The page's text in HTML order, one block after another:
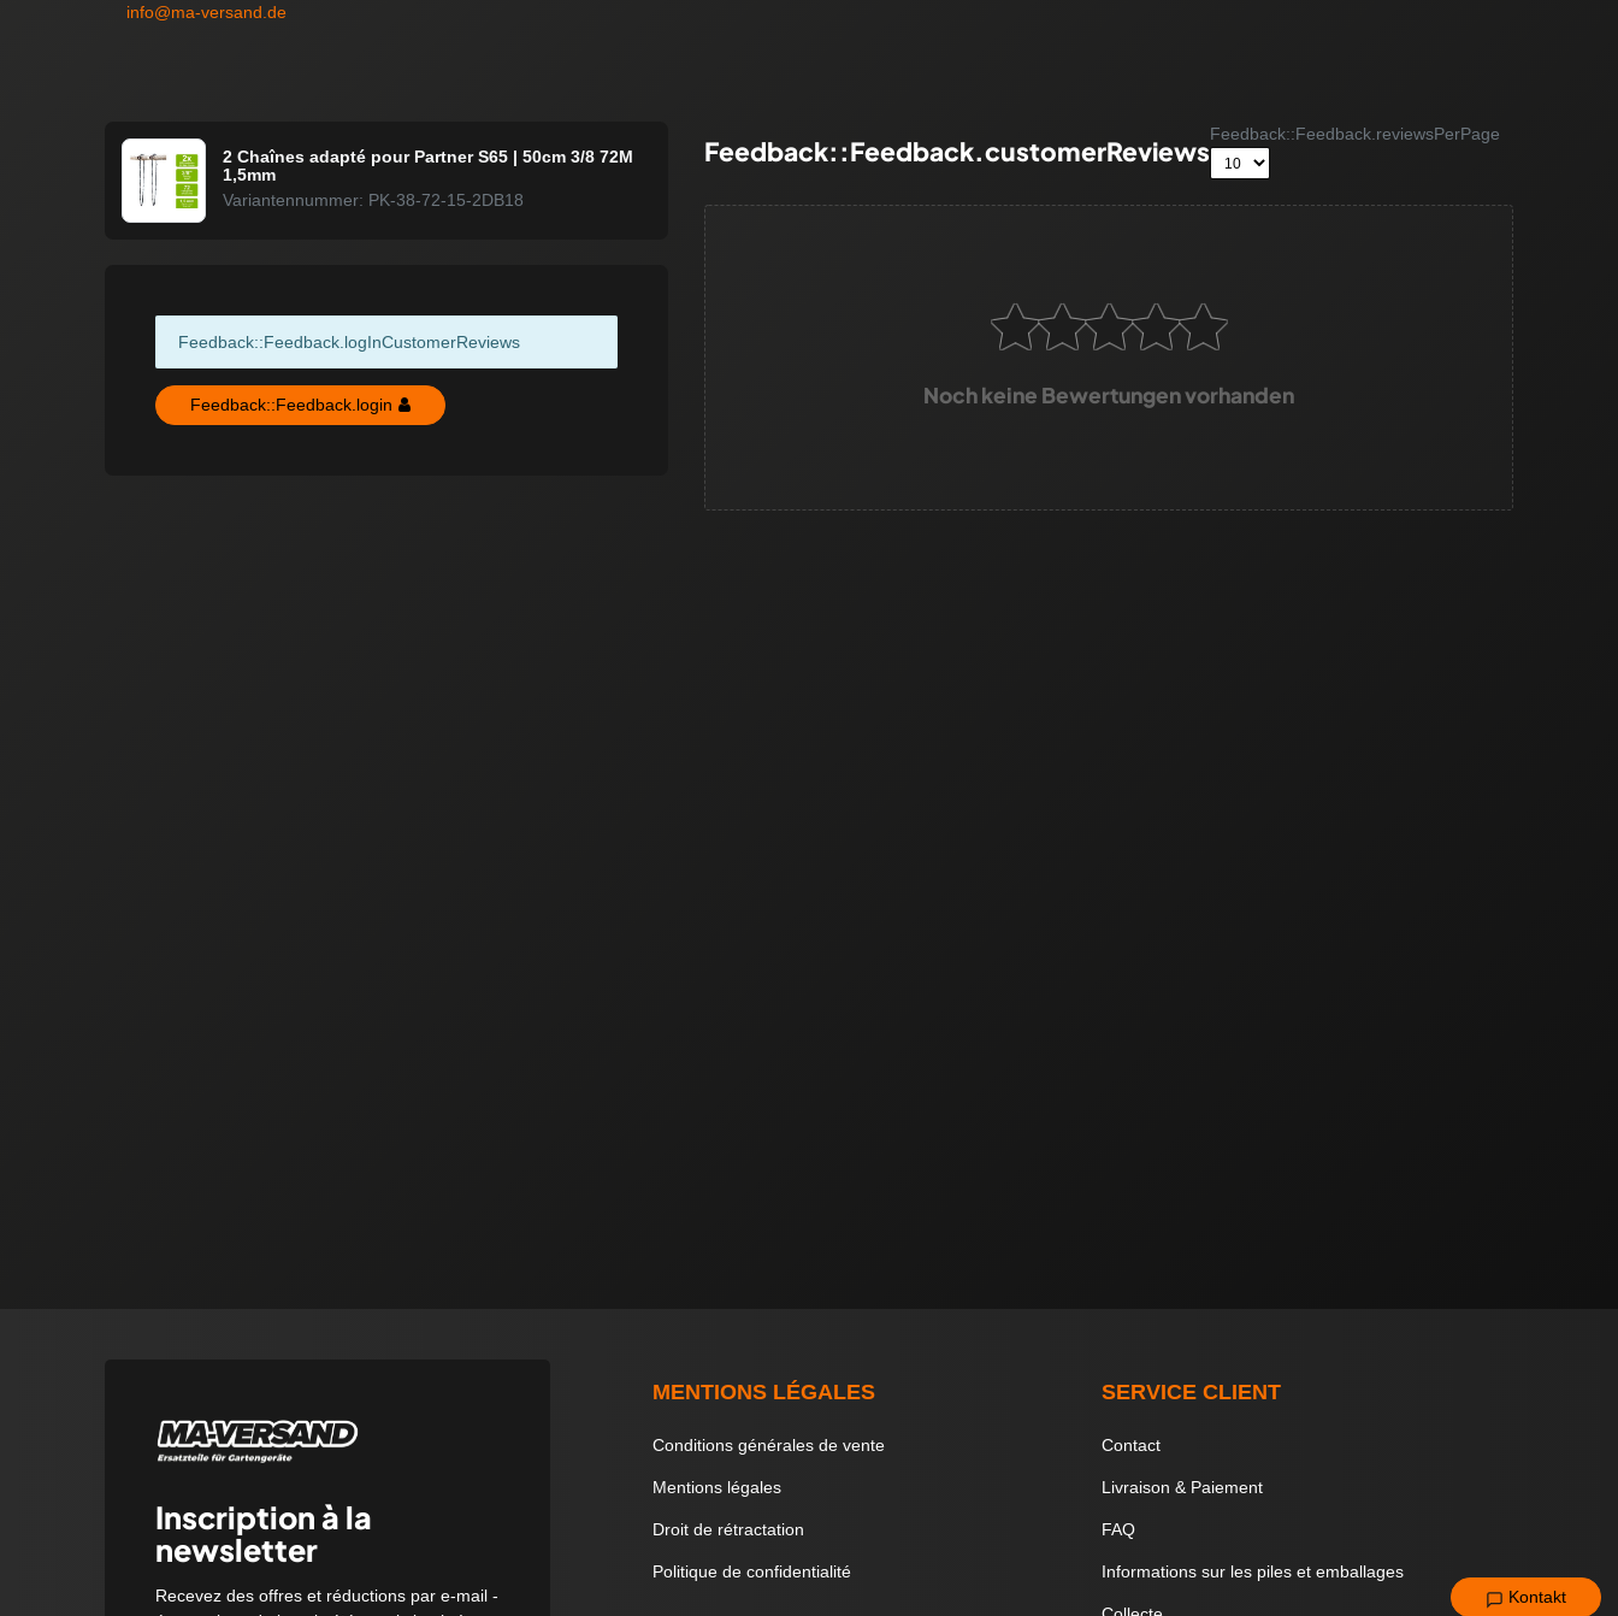
Kontakt
info@ma-versand.de
2 Chaînes adapté pour Partner S65 | 50cm 3/8 72M
1,5mm
Variantennummer: PK-38-72-15-2DB18
Feedback::Feedback.logInCustomerReviews
Feedback::Feedback.login
Feedback::Feedback.customerReviews
Feedback::Feedback.reviewsPerPage
Noch keine Bewertungen vorhanden
Inscription à la
newsletter
Recevez des offres et réductions par e-mail -
MENTIONS LÉGALES
Conditions générales de vente
Mentions légales
Droit de rétractation
Politique de confidentialité
SERVICE CLIENT
Contact
Livraison & Paiement
FAQ
Informations sur les piles et emballages